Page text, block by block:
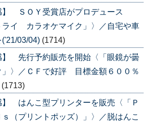
】 ＳＯＹ受賞店がプロデュース
ライ カラオケマイク」〉／自宅や車
03/04) (1714)
】 先行予約販売を開始〈「眼鏡が曇
」〉／ＣＦで好評 目標金額６００％
(1713)
】 はんこ型プリンターを販売〈「Ｐ
ｓ（プリントポッズ）」〉／脱はんこ